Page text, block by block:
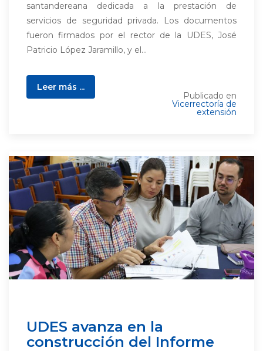
santandereana dedicada a la prestación de
servicios de seguridad privada. Los documentos
fueron firmados por el rector de la UDES, José
Patricio López Jaramillo, y el...
Leer más ...
Publicado en
Vicerrectoría de
extensión
UDES avanza en la
construcción del Informe